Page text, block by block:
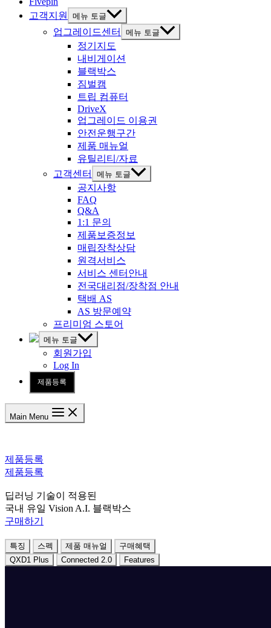
고객지원
메뉴 토글
업그레이드센터 메뉴 토글
정기지도
내비게이션
블랙박스
짐벌캠
트립 컴퓨터
DriveX
업그레이드 이용권
안전운행구간
제품 매뉴얼
유틸리티/자료
고객센터
메뉴 토글
공지사항
FAQ
Q&A
1:1 문의
제품보증정보
매립장착상담
원격서비스
서비스 센터안내
전국대리점/장착점 안내
택배 AS
AS 방문예약
프리미엄 스토어
메뉴 토글
회원가입
Log In
제품등록
Main Menu
제품등록
제품등록
딥러닝 기술이 적용된
국내 유일 Vision A.I. 블랙박스
구매하기
특징 스펙 제품 매뉴얼
구매혜택
QXD1 Plus
Connected 2.0 Features